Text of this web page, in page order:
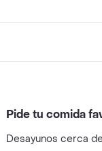
Pide tu comida
Desayunos cerca